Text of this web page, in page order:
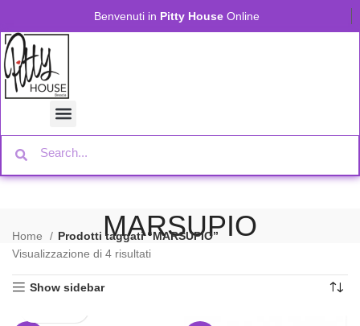
Benvenuti in Pitty House Online
MARSUPIO
Home
Prodotti taggati “MARSUPIO”
Visualizzazione di 4 risultati
Show sidebar